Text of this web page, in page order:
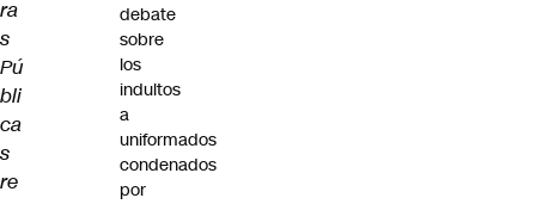
ra
s
Pú
bli
ca
s
re
debate
sobre
los
indultos
a
uniformados
condenados
por